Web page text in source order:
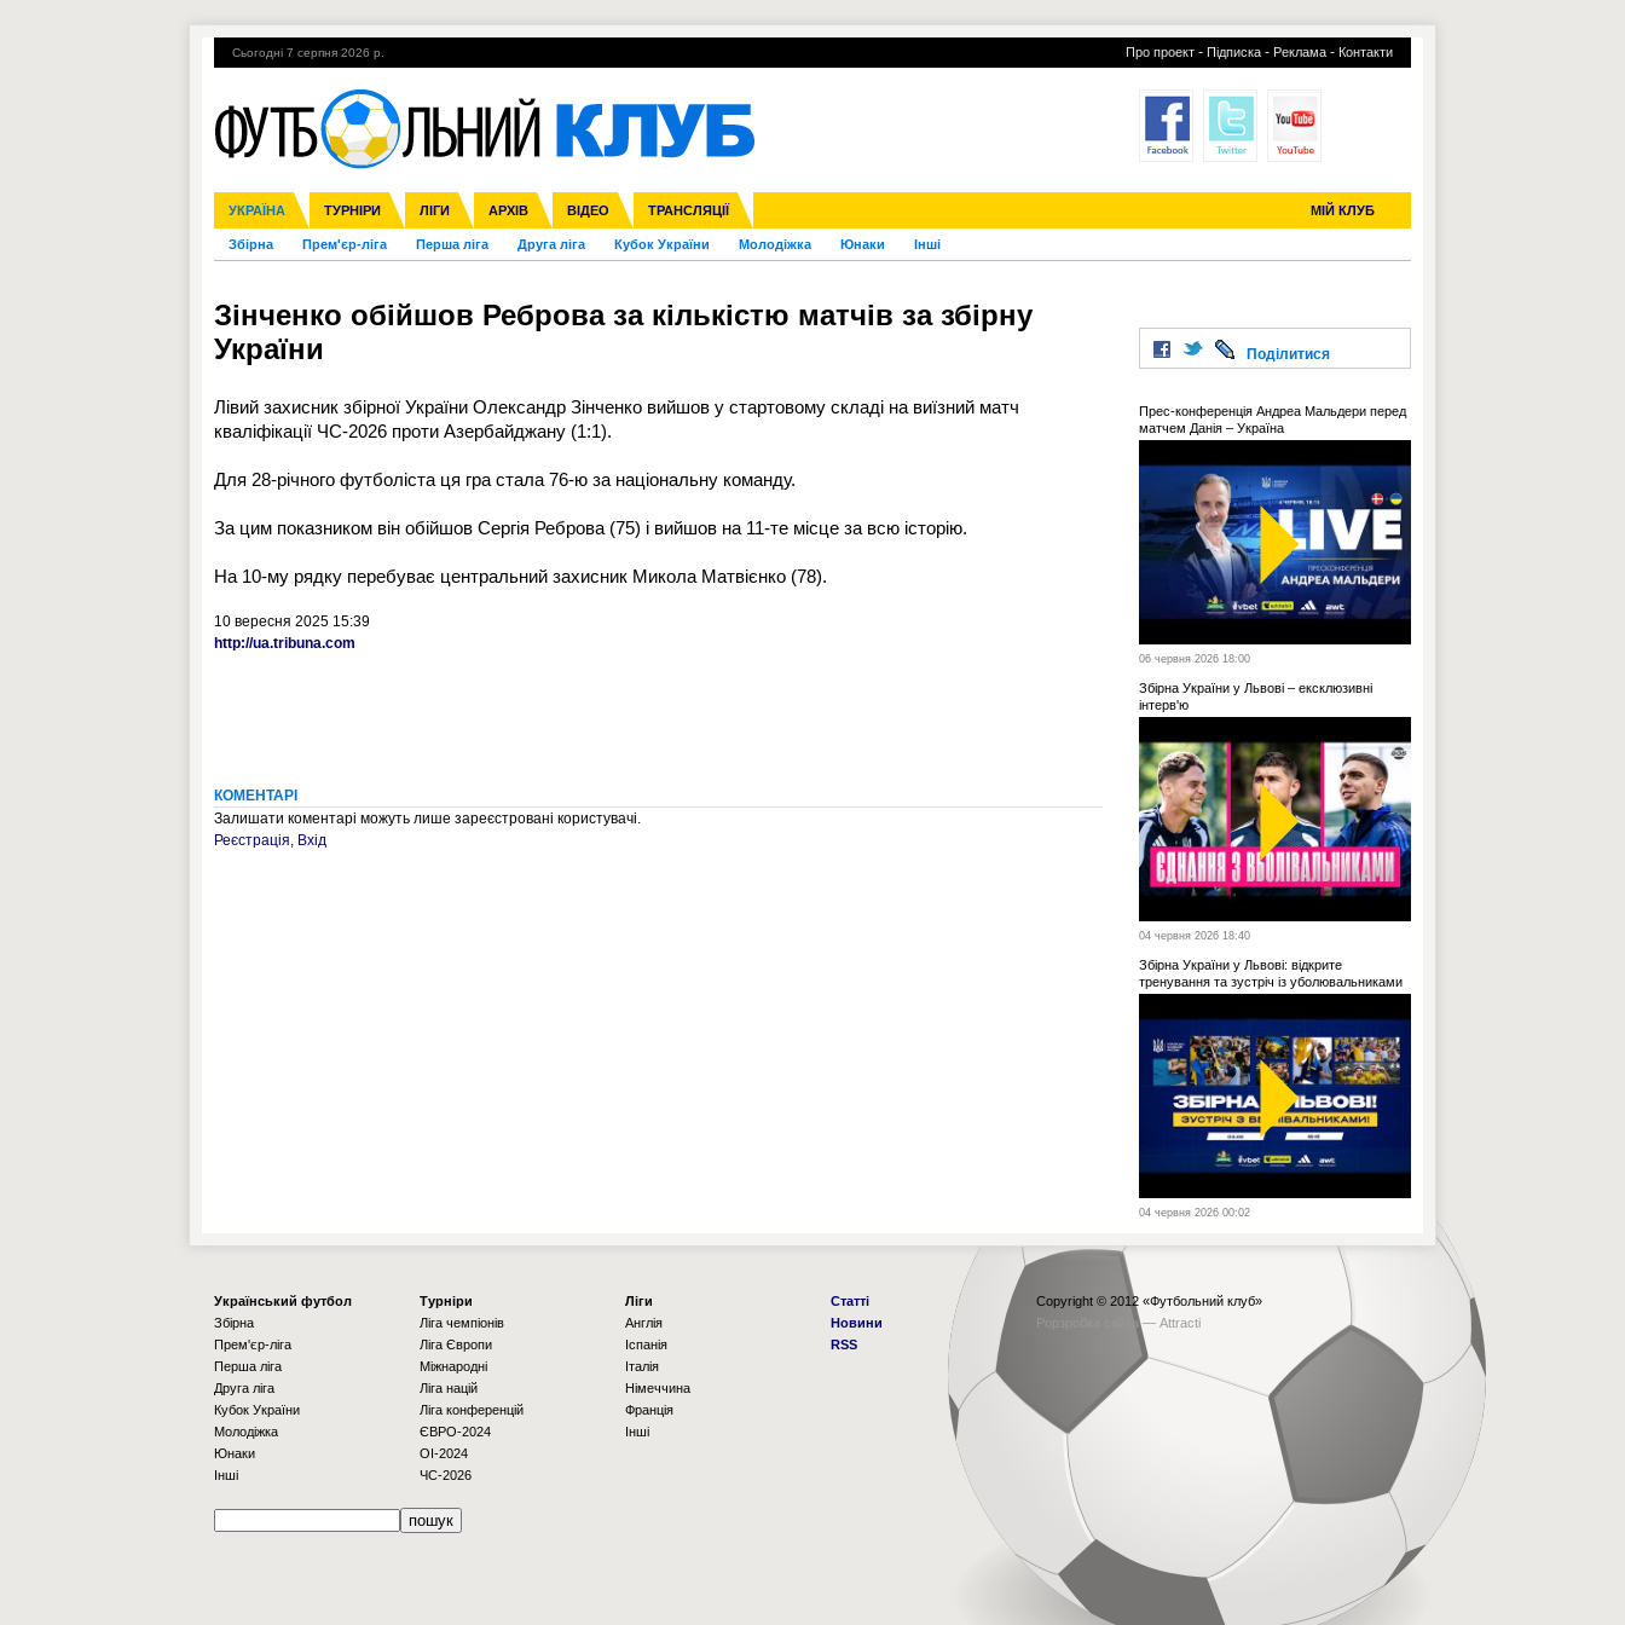
Сьогодні 7 серпня 2026 р. Про проект - Підписка - Реклама - Контакти
УКРАЇНА ТУРНІРИ ЛІГИ АРХІВ ВІДЕО ТРАНСЛЯЦІЇ МІЙ КЛУБ
Збірна Прем'єр-ліга Перша ліга Друга ліга Кубок України Молодіжка Юнаки Інші
Ліга чемпіонів Ліга Європи Міжнародні Ліга націй Ліга конференцій
Англія Іспанія Італія Німеччина Франція Інші
ЧС-2014 ЄВРО-2016 Росія Кубок конфедерацій ЧЄ-2015 (U-21)
Гарячі теми УПЛ, 1-й тур ВІЙНА УПЛ-ПЕРЕХОДИ УСІ ТРАНСФЕРИ
Зінченко обійшов Реброва за кількістю матчів за збірну
України
Лівий захисник збірної України Олександр Зінченко вийшов у стартовому складі на виїзний матч
кваліфікації ЧС-2026 проти Азербайджану (1:1).
Для 28-річного футболіста ця гра стала 76-ю за національну команду.
За цим показником він обійшов Сергія Реброва (75) і вийшов на 11-те місце за всю історію.
На 10-му рядку перебуває центральний захисник Микола Матвієнко (78).
10 вересня 2025 15:39
http://ua.tribuna.com
КОМЕНТАРІ
Залишати коментарі можуть лише зареєстровані користувачі.
Реєстрація, Вхід
Поділитися
Прес-конференція Андреа Мальдери перед
матчем Данія – Україна
06 червня 2026 18:00
Збірна України у Львові – ексклюзивні
інтерв'ю
04 червня 2026 18:40
Збірна України у Львові: відкрите
тренування та зустріч із уболювальниками
04 червня 2026 00:02
Українcький футбол
Збірна
Прем'єр-ліга
Перша ліга
Друга ліга
Кубок України
Молодіжка
Юнаки
Інші
Турніри
Ліга чемпіонів
Ліга Європи
Міжнародні
Ліга націй
Ліга конференцій
ЄВРО-2024
OI-2024
ЧС-2026
Ліги
Англія
Іспанія
Італія
Німеччина
Франція
Інші
Статті
Новини
RSS
Copyright © 2012 «Футбольний клуб»
Рорзробка сайта — Attracti